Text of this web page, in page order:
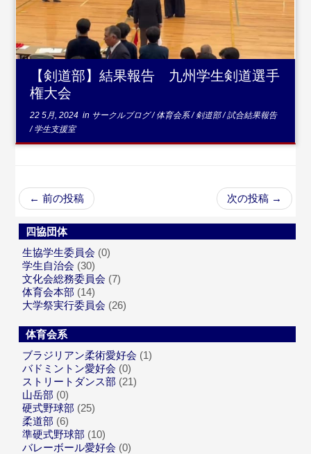
【剣道部】結果報告 九州学生剣道選手
権大会
22 5月, 2024 in サークルブログ/体育会系/剣道部/試合結果報告
/学生支援室
← 前の投稿 次の投稿 →
四協団体
生協学生委員会 (0)
学生自治会 (30)
文化会総務委員会 (7)
体育会本部 (14)
大学祭実行委員会 (26)
体育会系
ブラジリアン柔術愛好会 (1)
バドミントン愛好会 (0)
ストリートダンス部 (21)
山岳部 (0)
硬式野球部 (25)
柔道部 (6)
準硬式野球部 (10)
バレーボール愛好会 (0)